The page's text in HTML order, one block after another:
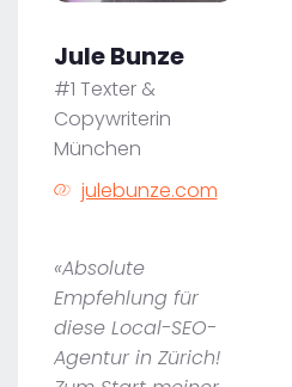
Jule Bunze
#1 Texter &
Copywriterin
München
julebunze.com
«Absolute
Empfehlung für
diese Local-SEO-
Agentur in Zürich!